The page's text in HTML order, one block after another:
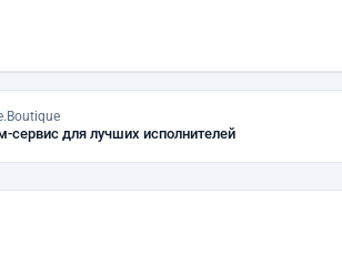
сервис для лучших исполнителей